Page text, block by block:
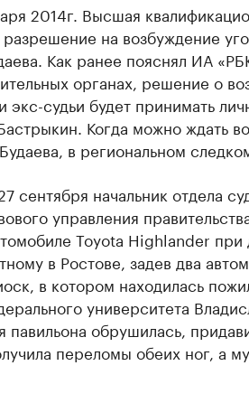
2014г. Высшая
на возбуждение
Как ранее пояснял ИА
органах, решение о
экс-судьи будет принимать
Когда можно ждать
в региональном
сентября начальник отдела
управления
Toyota Highlander
в Ростове, задев два
в котором находилась
университета
павильона обрушилась,
переломы обеих ног, а